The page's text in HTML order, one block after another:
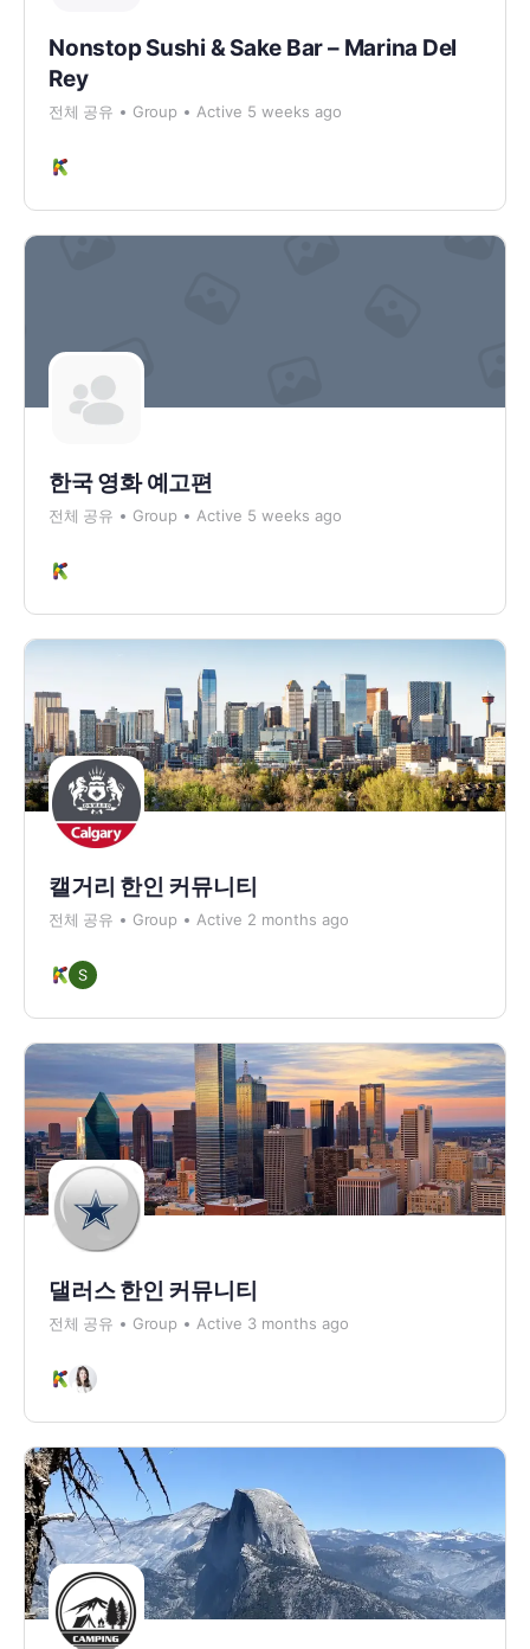
Nonstop Sushi & Sake Bar – Marina Del
Rey
전체 공유 Group Active 5 weeks ago
한국 영화 예고편
전체 공유 Group Active 5 weeks ago
캘거리 한인 커뮤니티
전체 공유 Group Active 2 months ago
댈러스 한인 커뮤니티
전체 공유 Group Active 3 months ago